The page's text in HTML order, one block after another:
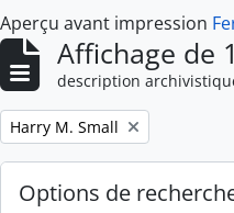
Aperçu avant impression
Affichage de
description
Remove filter:
Harry M. Small
Options de